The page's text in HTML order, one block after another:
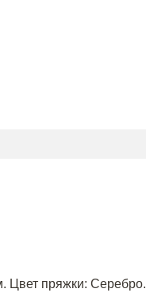
Цвет пряжки: Серебро.